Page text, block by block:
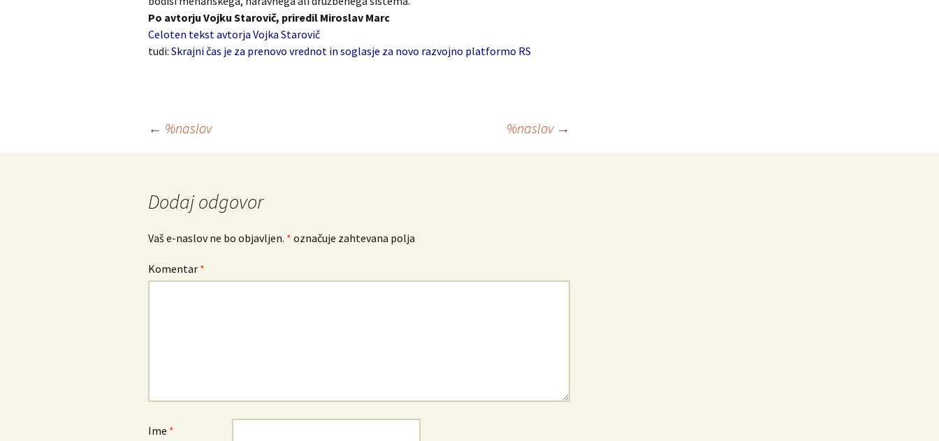
Po avtorju Vojku Starovič, priredil Miroslav Marc
Celoten tekst avtorja Vojka Starovič
tudi: Skrajni čas je za prenovo vrednot in soglasje za novo razvojno platformo RS
po
← %naslov %naslov →
Dodaj odgovor
Vaš e-naslov ne bo objavljen. * označuje zahtevana polja
Komentar *
Ime *